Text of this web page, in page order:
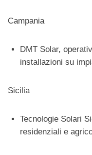
Campania
DMT Solar,
installazioni su
Sicilia
Tecnologie Solari
residenziali e